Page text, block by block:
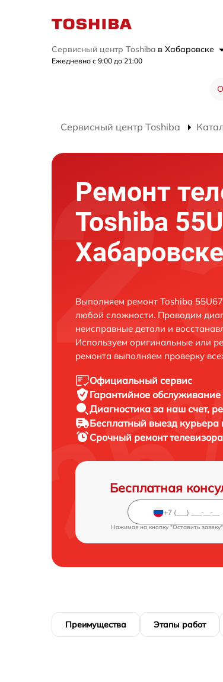
Сервисный центр Toshiba в Хабаровске
Ежедневно с 9:00 до 21:00
Сервисный центр Toshiba
Ремонт
Toshiba
Хабаровске
Выполняем ремонт Toshiba
любой сложности. Проводим
неисправные детали и
Используем оригинальные или
ремонта выполняем проверку
Официальный сервис
Гарантийное обслуживание
Диагностика за наш счет,
Бесплатный выезд курьера
Срочный ремонт
Бесплатная
Нажимая на кнопку "Оставить
Преимущества Этапы работ